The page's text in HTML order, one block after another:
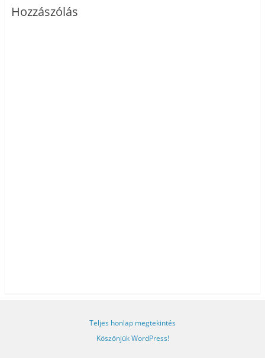
Hozzászólás
Teljes honlap megtekintés
Köszönjük WordPress!